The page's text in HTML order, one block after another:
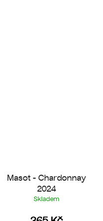
Masot - Chardonnay
2024
Skladem